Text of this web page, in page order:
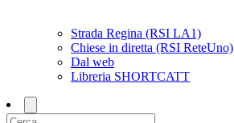
Strada Regina (RSI LA1)
Chiese in diretta (RSI ReteUno)
Dal web
Libreria SHORTCATT